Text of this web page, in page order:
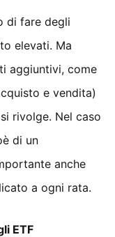
di fare degli
elevati. Ma
aggiuntivi, come
e vendita)
rivolge. Nel caso
di un
anche
a ogni rata.
ETF